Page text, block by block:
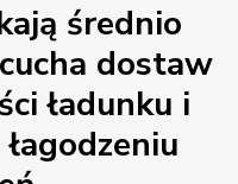
średnio
dostaw
ładunku i